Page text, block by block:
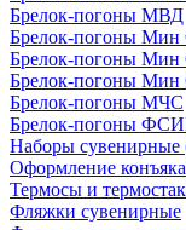
Брелок-погоны МВД
Брелок-погоны
Брелок-погоны
Брелок-погоны Мин
Брелок-погоны МЧС
Брелок-погоны
Наборы сувенирные
Оформление конъяка
Термосы и
Фляжки сувенирные